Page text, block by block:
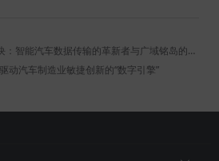
上一篇：车载以太网通信模块：智能汽车数据传输的革新者与广域铭岛的生态构建
动汽车制造业敏捷创新的“数字引擎”